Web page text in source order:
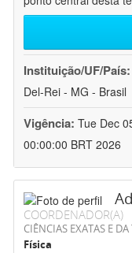
Instituição/UF/País:
Del-Rei - MG - Brasil
Vigência: Tue Dec
00:00:00 BRT 2026
COORDENADOR(A)
CIÊNCIAS EXATAS E DA
Física